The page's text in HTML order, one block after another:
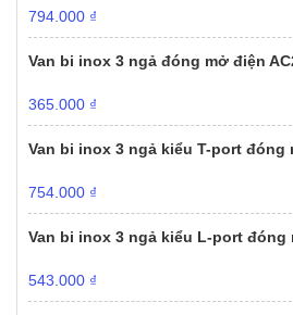
794.000 ₫
Van bi inox 3 ngả đóng mở điện
365.000 ₫
Van bi inox 3 ngả kiểu T-port đóng
754.000 ₫
Van bi inox 3 ngả kiểu L-port đóng
543.000 ₫